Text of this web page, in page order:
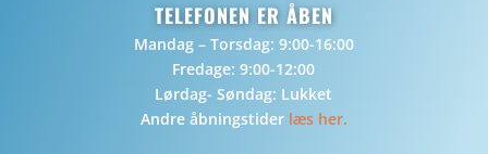
TELEFONEN ER ÅBEN
Mandag – Torsdag: 9:00-16:00
Fredage: 9:00-12:00
Lørdag- Søndag: Lukket
Andre åbningstider læs her.